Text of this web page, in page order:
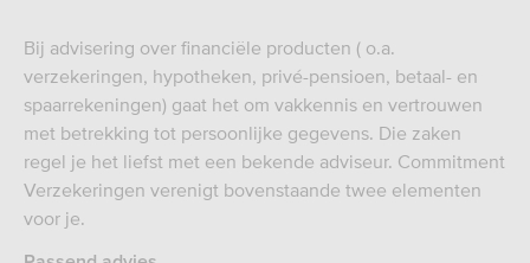
Bij advisering over financiële producten ( o.a.
verzekeringen, hypotheken, privé-pensioen, betaal- en
spaarrekeningen) gaat het om vakkennis en vertrouwen
met betrekking tot persoonlijke gegevens. Die zaken
regel je het liefst met een bekende adviseur. Commitment
Verzekeringen verenigt bovenstaande twee elementen
voor je.